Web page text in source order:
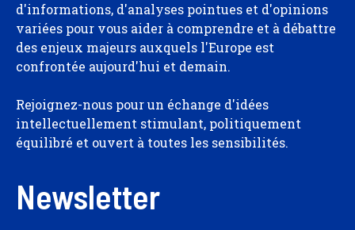
d'informations, d'analyses pointues et d'opinions
variées pour vous aider à comprendre et à débattre
des enjeux majeurs auxquels l'Europe est
confrontée aujourd'hui et demain.
Rejoignez-nous pour un échange d'idées
intellectuellement stimulant, politiquement
équilibré et ouvert à toutes les sensibilités.
Newsletter